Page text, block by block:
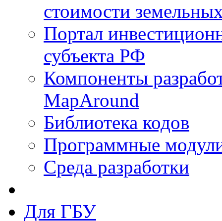
стоимости
Портал
субъекта РФ
Компоненты
MapAround
Библиотека кодов
Программные
Среда разработки
Для ГБУ